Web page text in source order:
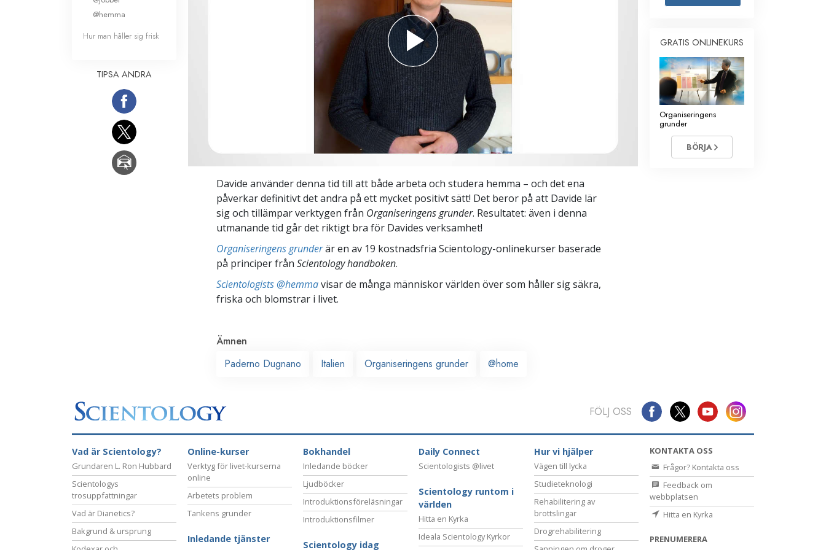
Verktyg för arbetslivet
Etik och tillstånden
Orsaken till undertryckande
Undersökningar
Organiseringens grunder
Grunderna i public relations
Davide använder denna tid till att både arbeta och studera hemma – och det ena
påverkar definitivt det andra på ett mycket positivt sätt! Det beror på att Davide lär
sig och tillämpar verktygen från Organiseringens grunder. Resultatet: även i denna
utmanande tid går det riktigt bra för Davides verksamhet!
Organiseringens grunderär en av 19 kostnadsfria Scientology-onlinekurser baserade
på principer från Scientology handboken.
Scientologists @hemmavisar de många människor världen över som håller sig säkra,
friska och blomstrar i livet.
Ämnen
Paderno Dugnano
Italien Organiseringens grunder @home
@hemma
Hur man håller sig frisk
TIPSA ANDRA
GRATIS ONLINEKURS
Organiseringens
grunder
BÖRJA
FÖLJ OSS
Vad är Scientology?
Grundaren L. Ron Hubbard
Scientologys
trosuppfattningar
Vad är Dianetics?
Bakgrund & ursprung
Online-kurser
Verktyg för livet-kurserna
online
Arbetets problem
Tankens grunder
Inledande tjänster
Bokhandel
Inledande böcker
Ljudböcker
Introduktionsföreläsningar
Introduktionsfilmer
Scientology idag
Daily Connect
Scientologists @livet
Scientology runtom i
världen
Hitta en Kyrka
Ideala Scientology Kyrkor
Hur vi hjälper
Vägen till lycka
Studieteknologi
Rehabilitering av
brottslingar
Drogrehabilitering
KONTAKTA OSS
Frågor? Kontakta oss
Feedback om
webbplatsen
Hitta en Kyrka
PRENUMERERA